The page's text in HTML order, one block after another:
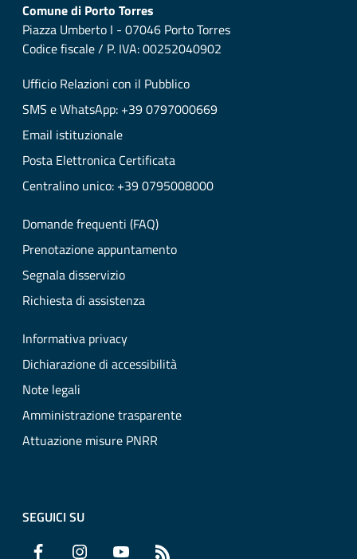
Comune di Porto Torres
Piazza Umberto I - 07046 Porto Torres
Codice fiscale / P. IVA: 00252040902
Ufficio Relazioni con il Pubblico
SMS e WhatsApp: +39 0797000669
Email istituzionale
Posta Elettronica Certificata
Centralino unico: +39 0795008000
Domande frequenti (FAQ)
Prenotazione appuntamento
Segnala disservizio
Richiesta di assistenza
Informativa privacy
Dichiarazione di accessibilità
Note legali
Amministrazione trasparente
Attuazione misure PNRR
SEGUICI SU
Facebook Instagram YouTube